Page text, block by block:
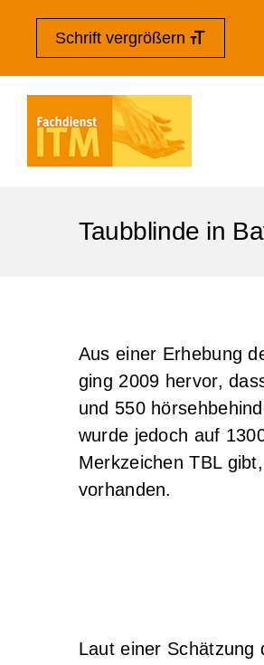
NavigationSchrift vergrößern
Taubblinde in
Aus einer Erhebung
ging 2009 hervor,
und 550
wurde jedoch auf
Merkzeichen TBL
vorhanden.
Laut einer Schätzung